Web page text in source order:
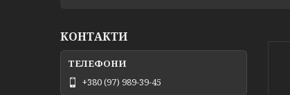
КОНТАКТИ
+380 (97) 989-39-45